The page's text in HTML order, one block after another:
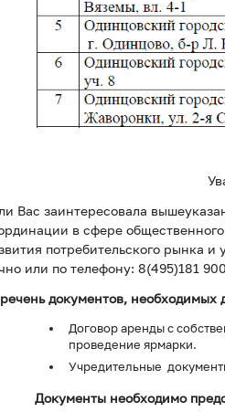
Вас заинтересовала
в сфере
потребительского рынка и
или по телефону: 8(495)181
документов, необходимых
Договор аренды с
проведение ярмарки.
Учредительные
Документы необходимо